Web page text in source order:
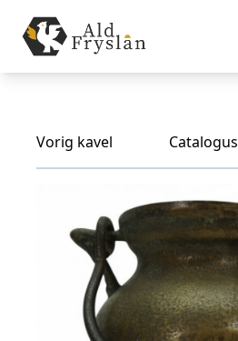
Vorig kavel Catalogus